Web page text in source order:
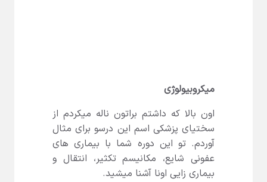
میکروبیولوژی
اون بالا که داشتم براتون ناله میکردم از
سختیای پزشکی اسم این درسو برای مثال
آوردم. تو این دوره شما با بیماری های
عفونی شایع، مکانیسم تکثیر، انتقال و
بیماری زایی اونا آشنا میشید.